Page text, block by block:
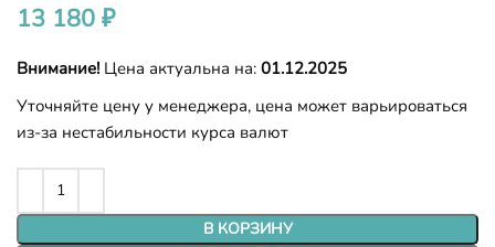
13 180 ₽
Внимание! Цена актуальна на: 01.12.2025
Уточняйте цену у менеджера, цена может варьироваться
из-за нестабильности курса валют
В КОРЗИНУ